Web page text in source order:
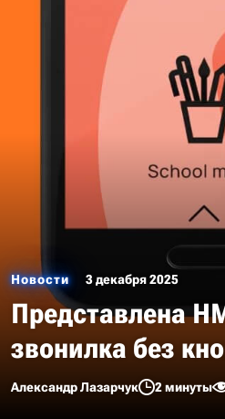
Новости 3 декабря 2025
Представлена
звонилка без
Александр Лазарчук 2 минуты